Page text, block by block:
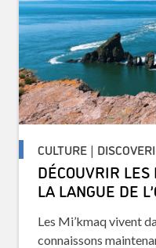
CULTURE |
DÉCOUVRIR LES
LA LANGUE DE
Les Mi’kmaq vivent
connaissons